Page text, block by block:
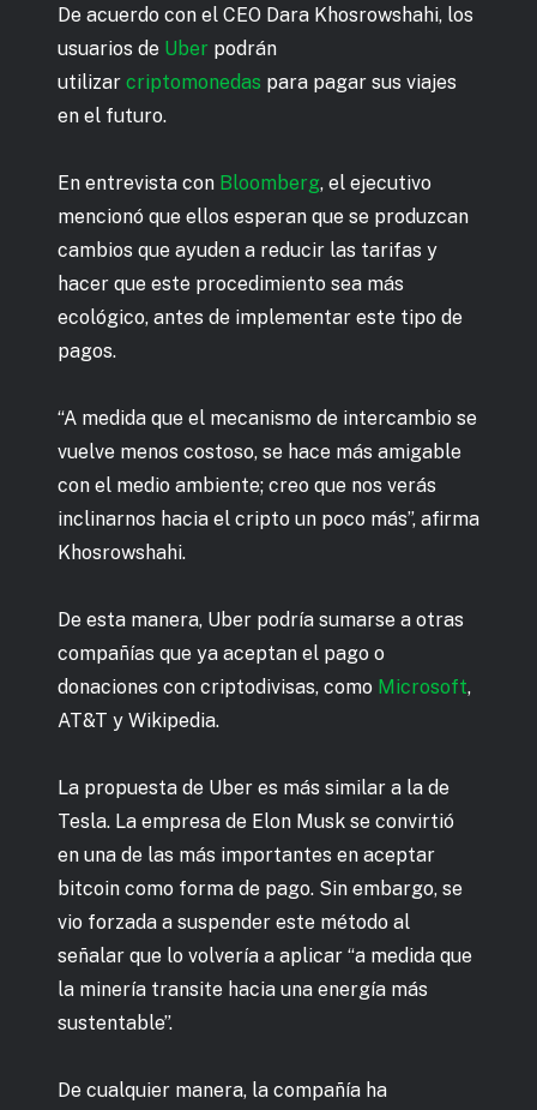
De acuerdo con el CEO Dara Khosrowshahi, los
usuarios de Uber podrán
utilizar criptomonedas para pagar sus viajes
en el futuro.
En entrevista con Bloomberg, el ejecutivo
mencionó que ellos esperan que se produzcan
cambios que ayuden a reducir las tarifas y
hacer que este procedimiento sea más
ecológico, antes de implementar este tipo de
pagos.
“A medida que el mecanismo de intercambio se
vuelve menos costoso, se hace más amigable
con el medio ambiente; creo que nos verás
inclinarnos hacia el cripto un poco más”, afirma
Khosrowshahi.
De esta manera, Uber podría sumarse a otras
compañías que ya aceptan el pago o
donaciones con criptodivisas, como Microsoft,
AT&T y Wikipedia.
La propuesta de Uber es más similar a la de
Tesla. La empresa de Elon Musk se convirtió
en una de las más importantes en aceptar
bitcoin como forma de pago. Sin embargo, se
vio forzada a suspender este método al
señalar que lo volvería a aplicar “a medida que
la minería transite hacia una energía más
sustentable”.
De cualquier manera, la compañía ha